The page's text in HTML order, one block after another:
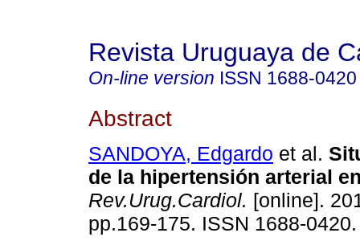
Revista Uruguaya de
On-line version ISSN 1688-0420
Abstract
SANDOYA, Edgardo et al.
de la hipertensión arterial
Rev.Urug.Cardiol. [online].
pp.169-175. ISSN 1688-0420.